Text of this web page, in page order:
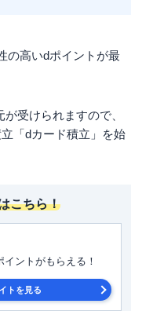
の高いdポイントが最
受けられますので、
「dカード積立」を始
こちら！
ントがもらえる！
トを見る